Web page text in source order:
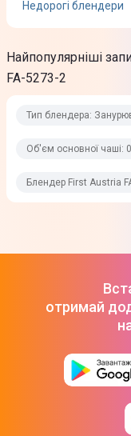
Колір
Вага в упаковці
Габарити упаковки
Комплектація
Недорогі блендери
Найпопулярніші
FA-5273-2
Тип блендера:
Об'єм основної чаші:
Блендер First Austria
отримай